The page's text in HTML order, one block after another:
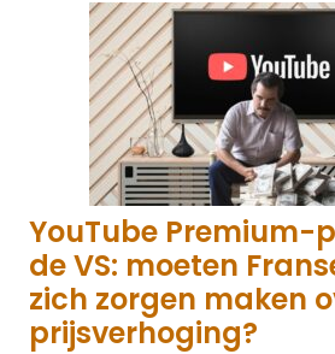
YouTube Premium-
de VS: moeten
zich zorgen maken
prijsverhoging?